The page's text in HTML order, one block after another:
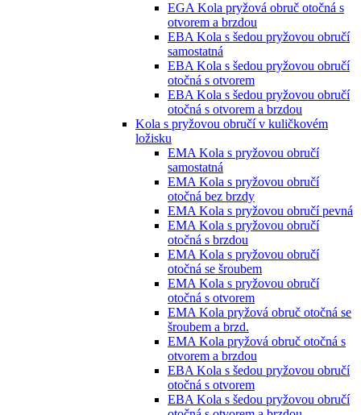
EGA Kola pryžová obruč otočná s
otvorem a brzdou
EBA Kola s šedou pryžovou obručí
samostatná
EBA Kola s šedou pryžovou obručí
otočná s otvorem
EBA Kola s šedou pryžovou obručí
otočná s otvorem a brzdou
Kola s pryžovou obručí v kuličkovém
ložisku
EMA Kola s pryžovou obručí
samostatná
EMA Kola s pryžovou obručí
otočná bez brzdy
EMA Kola s pryžovou obručí pevná
EMA Kola s pryžovou obručí
otočná s brzdou
EMA Kola s pryžovou obručí
otočná se šroubem
EMA Kola s pryžovou obručí
otočná s otvorem
EMA Kola pryžová obruč otočná se
šroubem a brzd.
EMA Kola pryžová obruč otočná s
otvorem a brzdou
EBA Kola s šedou pryžovou obručí
otočná s otvorem
EBA Kola s šedou pryžovou obručí